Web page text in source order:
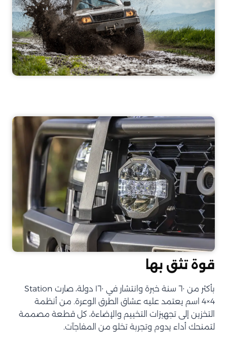
قوة تثق بها
بأكثر من ٦٠ سنة خبرة وانتشار في ١٦٠ دولة، صارت Station
4×4 اسم يعتمد عليه عشاق الطرق الوعرة. من أنظمة
التخزين إلى تجهيزات التخييم والإضاءة، كل قطعة مصممة
لتمنحك أداء يدوم وتجربة تخلو من المفاجآت.